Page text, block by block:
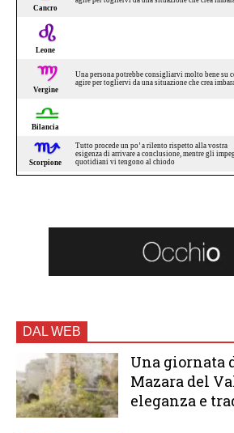
DAL WEB
Una giornata
Mazara del
eleganza e